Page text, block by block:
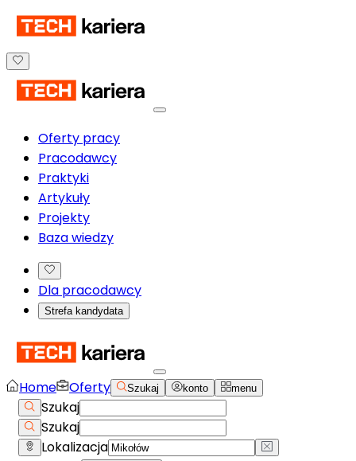
Oferty pracy
Pracodawcy
Praktyki
Artykuły
Projekty
Baza wiedzy
Dla pracodawcy
Strefa kandydata
Home Oferty Szukaj konto menu
Szukaj
Szukaj
Lokalizacja